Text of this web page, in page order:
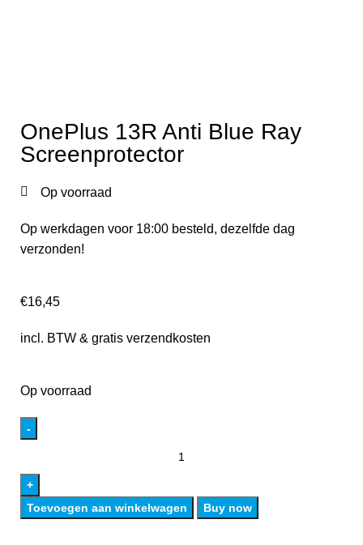
OnePlus 13R Anti Blue Ray
Screenprotector
Op voorraad
Op werkdagen voor 18:00 besteld, dezelfde dag
verzonden!
€16,45
incl. BTW & gratis verzendkosten
Op voorraad
Toevoegen aan winkelwagen Buy now